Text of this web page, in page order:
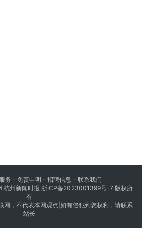
务 - 免责申明 - 招聘信息 - 联系我们
州新闻时报 浙ICP备2023001399号-7 版权所
有
网，不代表本网观点|如有侵犯到您权利，请联系
站长